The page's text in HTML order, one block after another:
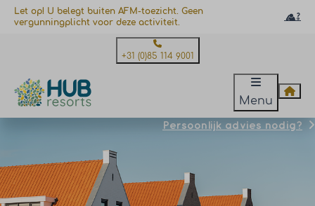
Let op! U belegt buiten AFM-toezicht. Geen
vergunningplicht voor deze activiteit.
+31 (0)85 114 9001
Menu
Persoonlijk advies nodig?